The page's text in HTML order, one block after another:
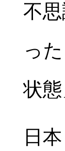
不
っ
状
日